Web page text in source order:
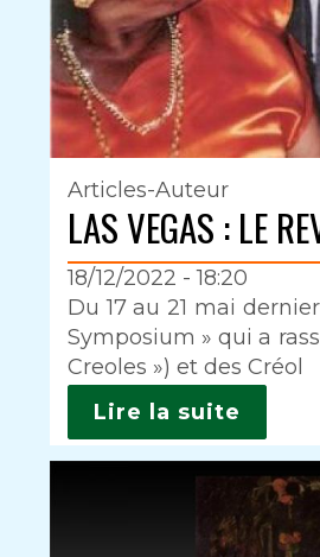
Articles-Auteur
LAS VEGAS : LE
18/12/2022 - 18:20
Intro
Du 17 au 21 mai
Symposium » qui a
Creoles ») et des Créol
Lire la suite